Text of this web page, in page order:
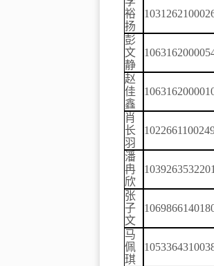
裕
扬
彭
文
静
赵
佳
鑫
肖
长
羽
潘
冉
欣
张
子
文
马
佩
琪